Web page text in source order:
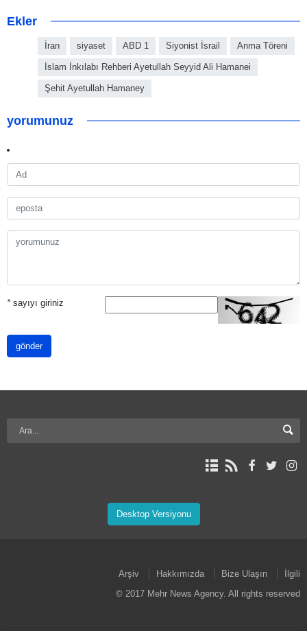
Ekler
İran siyaset ABD 1 Siyonist İsrail Anma Töreni
İslam İnkılabı Rehberi Ayetullah Seyyid Ali Hamanei
Şehit Ayetullah Hamaney
yorumunuz
*sayıyı giriniz
gönder
Desktop Versiyonu
Arşiv Hakkımızda Bize Ulaşın
İlgili
© 2017 Mehr News Agency. All rights reserved